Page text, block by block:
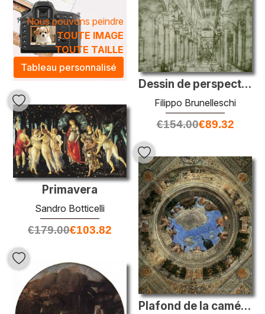
Nous pouvons peindre
TOUTE IMAGE
TOUTE TAILLE
Tableau personnalisé
Dessin de perspective pour l'église de Santo Spirito à Florence
Filippo Brunelleschi
€154.00€89.32
Primavera
Sandro Botticelli
€179.00€103.82
Plafond de la caméra picta ou caméra degli sposi